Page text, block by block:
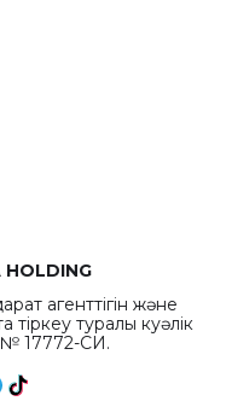
HOLDING
агенттігін және
тіркеу туралы куәлік
№ 17772-СИ.